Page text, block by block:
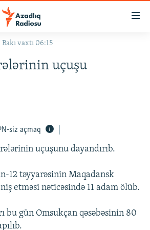
vaxtı 06:15
uçuşu
siz açmaq
uçuşunu dayandırıb.
12 təyyarəsinin Maqadansk
etməsi nəticəsində 11 adam ölüb.
bu gün Omsukçan qəsəbəsinin 80